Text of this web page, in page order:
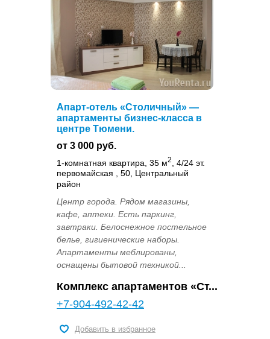
Апарт-отель «Столичный» —
апартаменты бизнес-класса в
центре Тюмени.
от 3 000 руб.
1-комнатная квартира, 35 м2
, 4/24 эт.
первомайская , 50, Центральный
район
Центр города. Рядом магазины,
кафе, аптеки. Есть паркинг,
завтраки. Белоснежное постельное
белье, гигиенические наборы.
Апартаменты меблированы,
оснащены бытовой техникой...
Комплекс апартаментов «Ст...
+7-904-492-42-42
Добавить в избранное